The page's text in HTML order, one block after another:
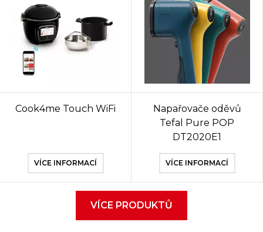
Cook4me Touch WiFi
VÍCE INFORMACÍ
Napařovače oděvů
Tefal Pure POP
DT2020E1
VÍCE INFORMACÍ
VÍCE PRODUKTŮ